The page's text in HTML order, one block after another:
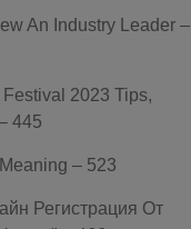
An Industry Leader –
2023 Tips,
445
– 523
Регистрация От